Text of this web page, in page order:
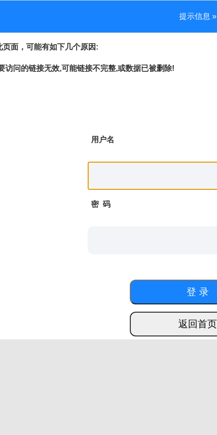
提示信息 »
面，可能有如下几个原因:
访问的链接无效,可能链接不完整,或数据已被删除!
用户名
密 码